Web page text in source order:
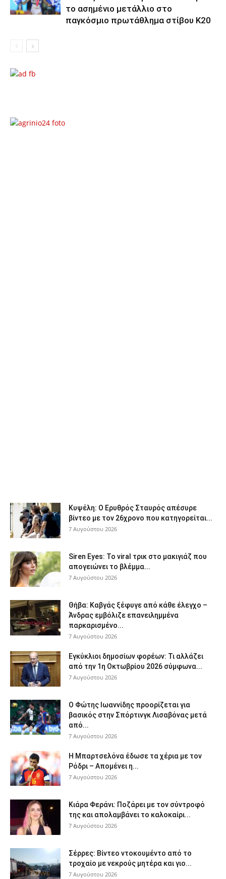
το ασημένιο μετάλλιο στο
παγκόσμιο πρωτάθλημα στίβου Κ20
Κυψέλη: Ο Ερυθρός Σταυρός απέσυρε
βίντεο με τον 26χρονο που κατηγορείται...
7 Αυγούστου 2026
Siren Eyes: Το viral τρικ στο μακιγιάζ που
απογειώνει το βλέμμα...
7 Αυγούστου 2026
Θήβα: Καβγάς ξέφυγε από κάθε έλεγχο –
Άνδρας εμβόλιζε επανειλημμένα
παρκαρισμένο...
7 Αυγούστου 2026
Εγκύκλιοι δημοσίων φορέων: Τι αλλάζει
από την 1η Οκτωβρίου 2026 σύμφωνα...
7 Αυγούστου 2026
Ο Φώτης Ιωαννίδης προορίζεται για
βασικός στην Σπόρτινγκ Λισαβόνας μετά
από...
7 Αυγούστου 2026
Η Μπαρτσελόνα έδωσε τα χέρια με τον
Ρόδρι – Απομένει η...
7 Αυγούστου 2026
Κιάρα Φεράνι: Ποζάρει με τον σύντροφό
της και απολαμβάνει το καλοκαίρι...
7 Αυγούστου 2026
Σέρρες: Βίντεο ντοκουμέντο από το
τροχαίο με νεκρούς μητέρα και γιο...
7 Αυγούστου 2026